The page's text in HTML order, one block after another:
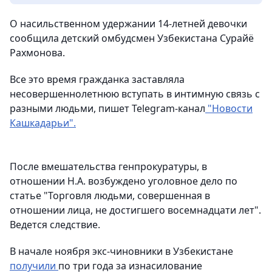
О насильственном удержании 14-летней девочки
сообщила детский омбудсмен Узбекистана Сурайё
Рахмонова.
Все это время гражданка заставляла
несовершеннолетнюю вступать в интимную связь с
разными людьми, пишет Telegram-канал "Новости
Кашкадарьи".
После вмешательства генпрокуратуры, в
отношении Н.А. возбуждено уголовное дело по
статье "Торговля людьми, совершенная в
отношении лица, не достигшего восемнадцати лет".
Ведется следствие.
В начале ноября экс-чиновники в Узбекистане
получили по три года за изнасилование